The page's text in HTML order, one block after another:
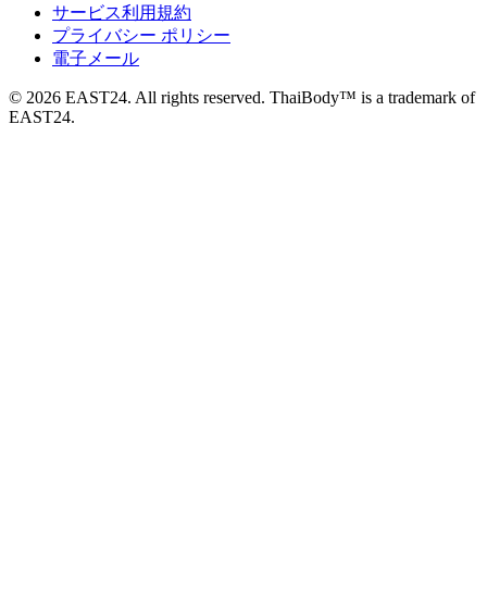
サービス利用規約
プライバシー ポリシー
電子メール
© 2026 EAST24. All rights reserved. ThaiBody™ is a trademark of
EAST24.